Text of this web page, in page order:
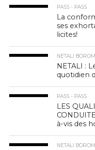
PASS - PASS
La
ses
licites!
NETALI
NETALI :
quotidien
PASS - PASS
LES
à-vis des
NETALI